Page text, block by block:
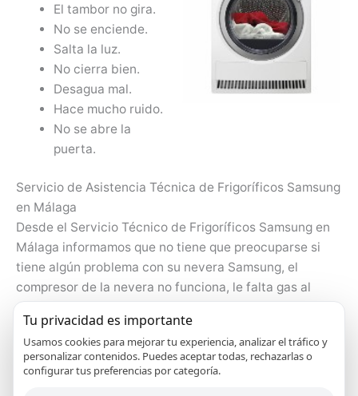
El tambor no gira.
No se enciende.
Salta la luz.
No cierra bien.
Desagua mal.
Hace mucho ruido.
No se abre la
puerta.
Servicio de Asistencia Técnica de Frigoríficos Samsung
en Málaga
Desde el Servicio Técnico de Frigoríficos Samsung en
Málaga informamos que no tiene que preocuparse si
tiene algún problema con su nevera Samsung, el
compresor de la nevera no funciona, le falta gas al
compresor, no enfría apropiadamente, etcétera
cualquier problema lo resolvemos. Nuestro bienestar y
el de nuestro seres queridos depende primordialmente
de la nutrición que se tenga, por tanto es de máxima
Tu privacidad es importante
Usamos cookies para mejorar tu experiencia, analizar el tráfico y
personalizar contenidos. Puedes aceptar todas, rechazarlas o
configurar tus preferencias por categoría.